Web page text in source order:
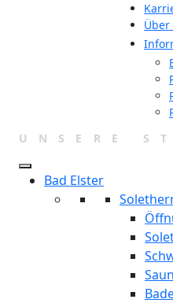
Über
UNSERE
Bad Elster